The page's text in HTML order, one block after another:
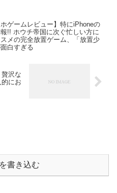
ホゲームレビュー】特にiPhoneの
!! ホウチ帝国に次ぐ忙しい方に
メの完全放置ゲーム、「放置少
白すぎる
贅沢な
にお
書き込む